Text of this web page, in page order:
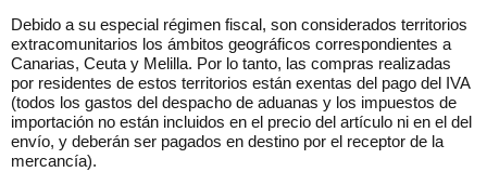
Debido a su especial régimen fiscal, son considerados territorios
extracomunitarios los ámbitos geográficos correspondientes a
Canarias, Ceuta y Melilla. Por lo tanto, las compras realizadas
por residentes de estos territorios están exentas del pago del IVA
(todos los gastos del despacho de aduanas y los impuestos de
importación no están incluidos en el precio del artículo ni en el del
envío, y deberán ser pagados en destino por el receptor de la
mercancía).